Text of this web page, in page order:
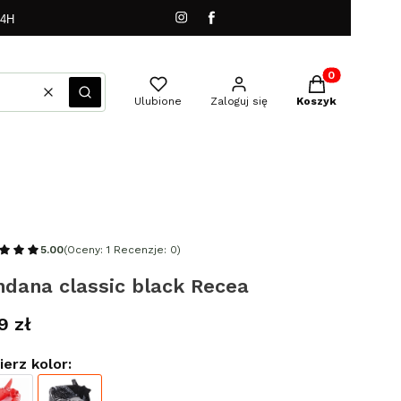
WyczyśćSzukaj Ulubione Zaloguj się
Produkty w
Koszyk
5.00(Oceny: 1 Recenzje: 0)
classic black Recea
zł
kolor: